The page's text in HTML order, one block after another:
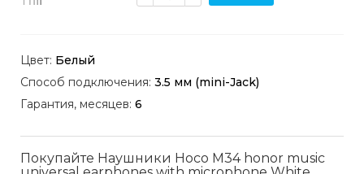
Цвет: Белый
Способ подключения: 3.5 мм (mini-Jack)
Гарантия, месяцев: 6
Покупайте Наушники Hoco M34 honor music